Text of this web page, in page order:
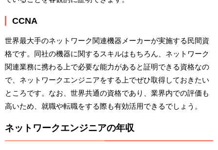
CCNA
世界最大手のネットワーク関連機器メーカーが実施する民間資
格です。同社の機器に関するスキルはもちろん、ネットワーク
関連業務に携わる上で必要な能力があると証明できる資格なの
で、ネットワークエンジニアをする上でぜひ取得しておきたい
ところです。なお、世界共通の資格であり、業界内での評価も
高いため、就職や転職をする際も有効活用できるでしょう。
ネットワークエンジニアの年収